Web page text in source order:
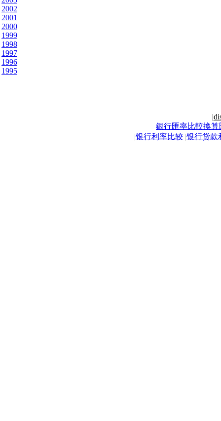
2002
2001
2000
1999
1998
1997
1996
1995
|
銀行匯率比較換算
|银行利率比较 |银行贷款